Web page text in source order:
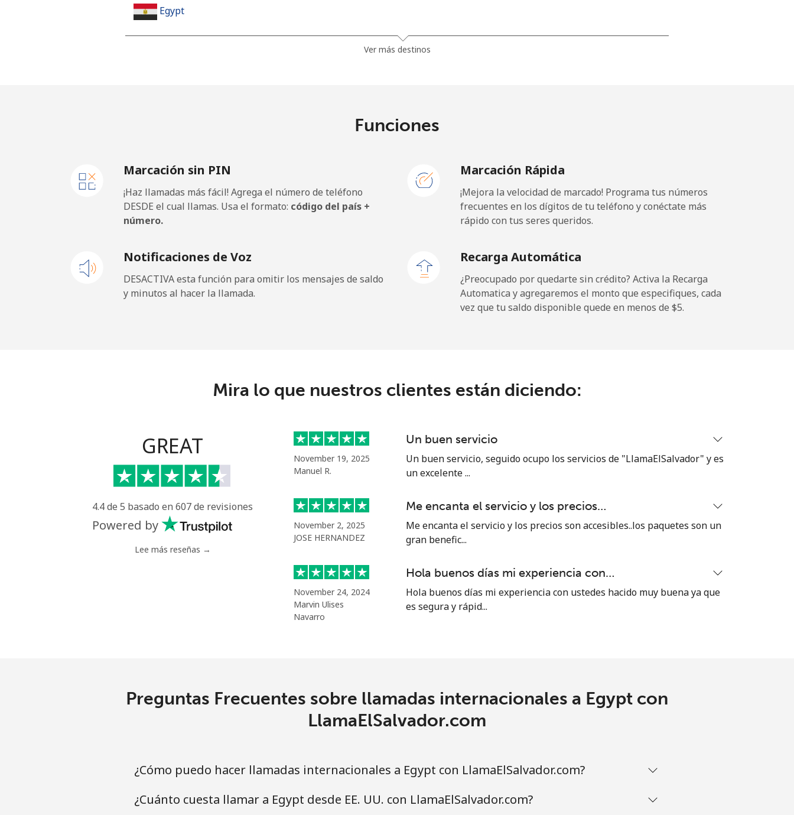
Egypt
Línea fija 77 min por ⁦$10⁩
Claro Landlines ⁦9.9¢⁩ 101 min por ⁦$10⁩ -
77 min por ⁦$10⁩
Equatorial Guinea
All country 13 min por ⁦$10⁩ -
⁦32.9¢⁩ 30 min por ⁦$10⁩
Línea fija ⁦1.5¢⁩ 665 min por ⁦$10⁩ -
Celular
Eswatini
Línea fija 38 min por ⁦$10⁩
⁦20.5¢⁩ 48 min por ⁦$10⁩ ⁦38¢⁩
Ver más destinos
Funciones
Marcación sin PIN
¡Haz llamadas más fácil! Agrega el número de teléfono
DESDE el cual llamas. Usa el formato: código del país +
número.
Marcación Rápida
¡Mejora la velocidad de marcado! Programa tus números
frecuentes en los dígitos de tu teléfono y conéctate más
rápido con tus seres queridos.
Notificaciones de Voz
DESACTIVA esta función para omitir los mensajes de saldo
y minutos al hacer la llamada.
Recarga Automática
¿Preocupado por quedarte sin crédito? Activa la Recarga
Automatica y agregaremos el monto que especifiques, cada
vez que tu saldo disponible quede en menos de ⁦$5⁩.
Mira lo que nuestros clientes están diciendo:
GREAT
4.4 de 5 basado en 607 de revisiones
Powered by
Lee más reseñas →
November 19, 2025
Manuel R.
Un buen servicio
Un buen servicio, seguido ocupo los servicios de "LlamaElSalvador" y es
un excelente ...
November 2, 2025
JOSE HERNANDEZ
Me encanta el servicio y los precios…
Me encanta el servicio y los precios son accesibles..los paquetes son un
gran benefic...
November 24, 2024
Marvin Ulises
Navarro
Hola buenos días mi experiencia con…
Hola buenos días mi experiencia con ustedes hacido muy buena ya que
es segura y rápid...
Preguntas Frecuentes sobre llamadas internacionales a Egypt con
LlamaElSalvador.com
¿Cómo puedo hacer llamadas internacionales a Egypt con LlamaElSalvador.com?
¿Cuánto cuesta llamar a Egypt desde EE. UU. con LlamaElSalvador.com?